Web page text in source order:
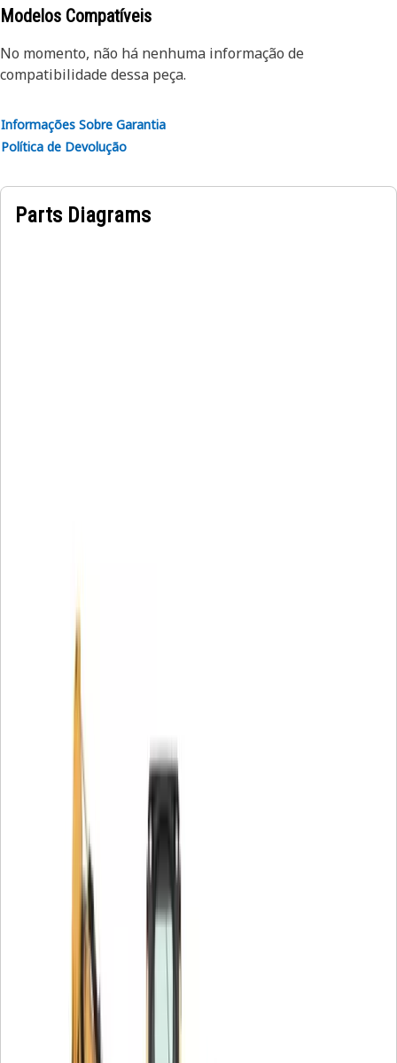
Modelos Compatíveis
No momento, não há nenhuma informação de
compatibilidade dessa peça.
Informações Sobre Garantia
Política de Devolução
Parts Diagrams